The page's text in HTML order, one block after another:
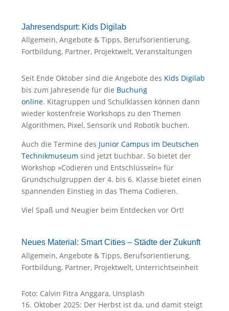
Jahresendspurt: Kids Digilab
Allgemein, Angebote & Tipps, Berufsorientierung,
Fortbildung, Partner, Projektwelt, Veranstaltungen
Seit Ende Oktober sind die Angebote des Kids Digilab
bis zum Jahresende für die Buchung
online. Kitagruppen und Schulklassen können dann
wieder kostenfreie Workshops zu den Themen
Algorithmen, Pixel, Sensorik und Robotik buchen.
Auch die Termine des Junior Campus im Deutschen
Technikmuseum sind jetzt buchbar. So bietet der
Workshop »Codieren und Entschlüsseln« für
Grundschulgruppen der 4. bis 6. Klasse bietet einen
spannenden Einstieg in das Thema Codieren.
Viel Spaß und Neugier beim Entdecken vor Ort!
Neues Material: Smart Cities – Städte der Zukunft
Allgemein, Angebote & Tipps, Berufsorientierung,
Fortbildung, Partner, Projektwelt, Unterrichtseinheit
Foto: Calvin Fitra Anggara, Unsplash
16. Oktober 2025: Der Herbst ist da, und damit steigt